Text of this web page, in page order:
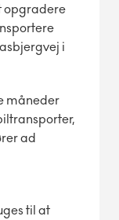
opgradere
i
måneder
ad
til at